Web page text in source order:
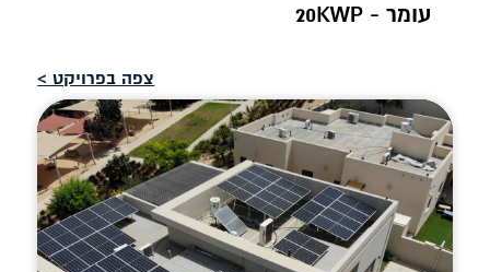
עומר - 20KWP
צפה בפרויקט >